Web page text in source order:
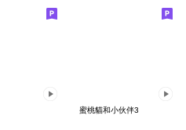
蜜桃貓和小伙伴3